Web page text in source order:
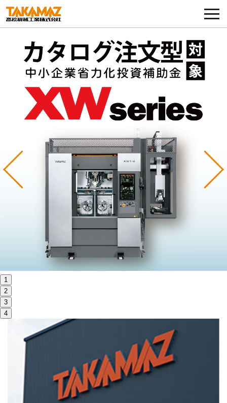
各種お問い合わせ・部品注文
採用に関してはこちらから
企業情報
展示会・イベント
コラム
製品ラインナップ
サステナビリティ
お問い合わせ
高松流技
ご利用に際して
Previous
1
2
3
4